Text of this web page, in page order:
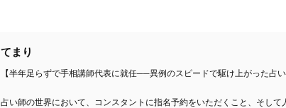
てまり
【半年足らずで手相講師代表に就任──異例のスピードで駆け上がった占い
占い師の世界において、コンスタントに指名予約をいただくこと、そし